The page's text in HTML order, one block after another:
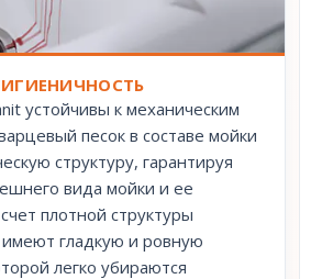
устойчивы к механическим
песок в составе мойки
структуру, гарантируя
вида мойки и ее
плотной структуры
гладкую и ровную
легко убираются